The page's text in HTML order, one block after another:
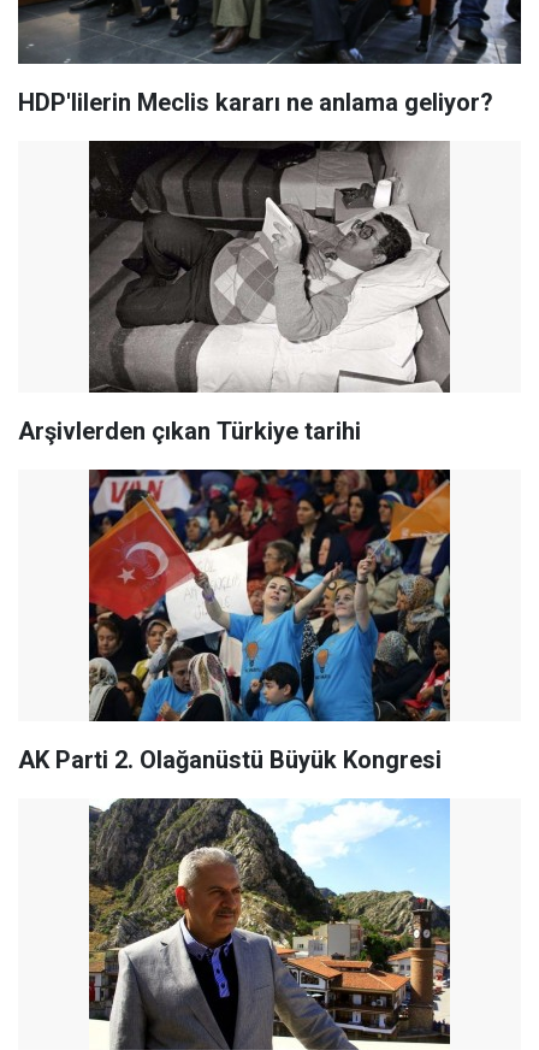
HDP'lilerin Meclis kararı ne anlama geliyor?
Arşivlerden çıkan Türkiye tarihi
AK Parti 2. Olağanüstü Büyük Kongresi